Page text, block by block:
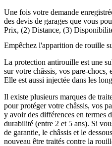
Une fois votre demande
des devis de garages que vous
Prix, (2) Distance, (3)
Empêchez l'apparition de rouille
La protection antirouille est une
sur votre châssis, vos pare-chocs,
Elle est aussi injectée dans les
Il existe plusieurs marques de
pour protéger votre châssis, vos
y avoir des différences en termes
durabilité (entre 2 et 5 ans). Si
de garantie, le châssis et le
nouveau être traités contre la